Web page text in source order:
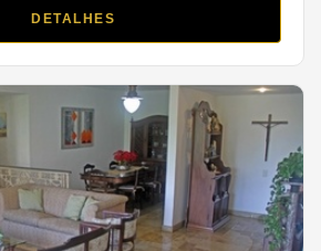
DETALHES